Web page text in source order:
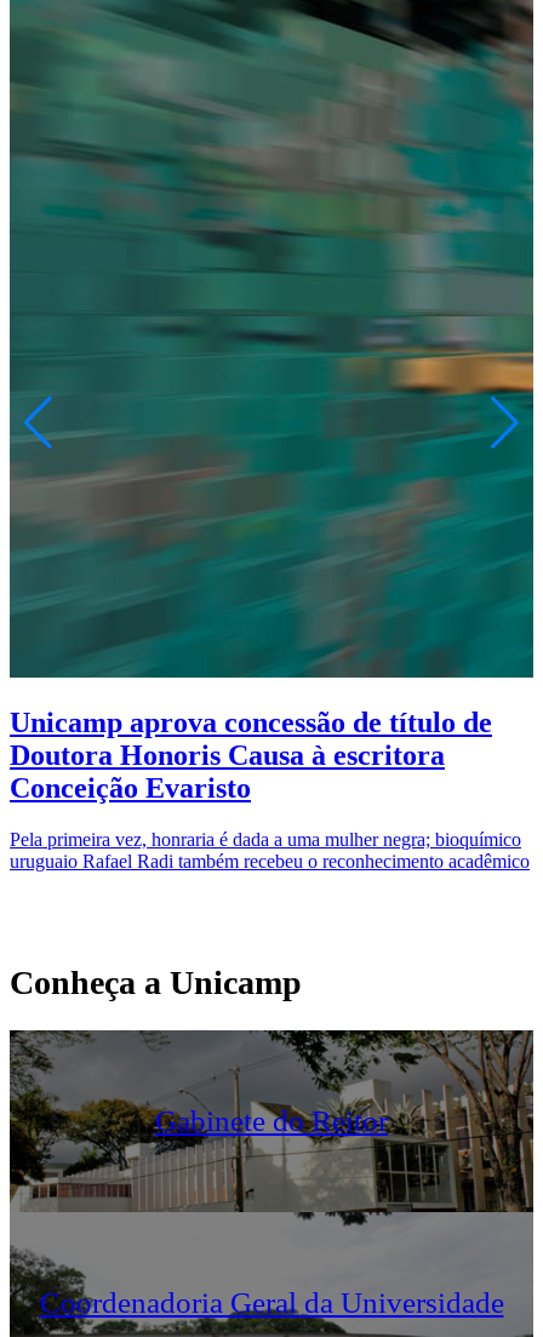
Unicamp aprova concessão de título de
Doutora Honoris Causa à escritora
Conceição Evaristo
Pela primeira vez, honraria é dada a uma mulher negra; bioquímico
uruguaio Rafael Radi também recebeu o reconhecimento acadêmico
Conheça a Unicamp
Gabinete do Reitor
Coordenadoria Geral da Universidade